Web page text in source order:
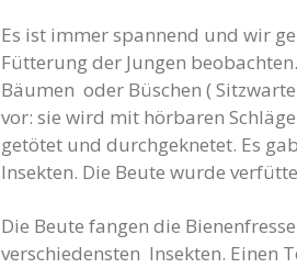
Es ist immer spannend und wir
Fütterung der Jungen
Bäumen oder Büschen (
vor: sie wird mit hörbaren
getötet und durchgeknetet. Es
Insekten. Die Beute wurde
Die Beute fangen die
verschiedensten Insekten. Einen